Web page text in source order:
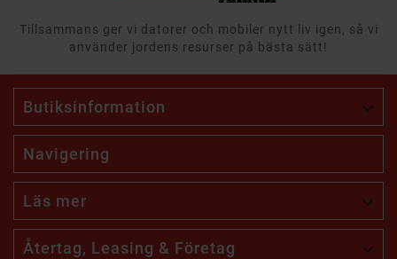
Tillsammans ger vi datorer och mobiler nytt liv igen, så vi
använder jordens resurser på bästa sätt!
Butiksinformation 
Navigering
Läs mer 
Återtag, Leasing & Företag 